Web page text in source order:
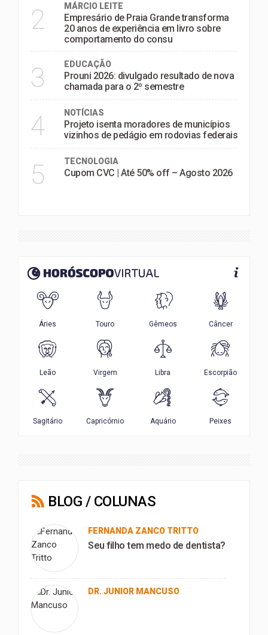
2 MÁRCIO LEITE
Empresário de Praia Grande transforma
20 anos de experiência em livro sobre
comportamento do consu
3 EDUCAÇÃO
Prouni 2026: divulgado resultado de nova
chamada para o 2º semestre
4 NOTÍCIAS
Projeto isenta moradores de municípios
vizinhos de pedágio em rodovias federais
5 TECNOLOGIA
Cupom CVC | Até 50% off – Agosto 2026
BLOG / COLUNAS
FERNANDA ZANCO TRITTO
Seu filho tem medo de dentista?
DR. JUNIOR MANCUSO